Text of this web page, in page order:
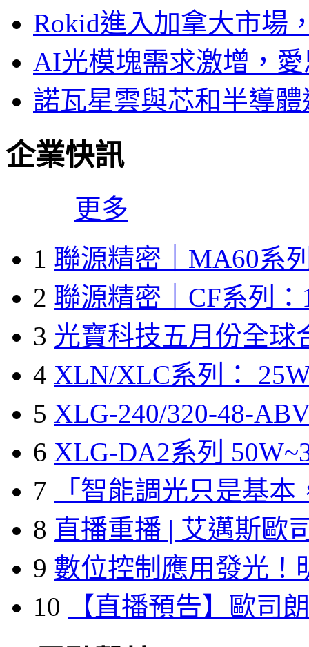
Rokid進入加拿大市場
AI光模塊需求激增，
諾瓦星雲與芯和半導
企業快訊
更多
1 聯源精密｜MA60系
2 聯源精密｜CF系列：
3 光寶科技五月份全球
4 XLN/XLC系列：
5 XLG-240/320-48-
6 XLG-DA2系列
7
「智能調光只是基本
8 直播重播 | 艾邁斯歐
9 數位控制應用發光！
10
【直播預告】歐司